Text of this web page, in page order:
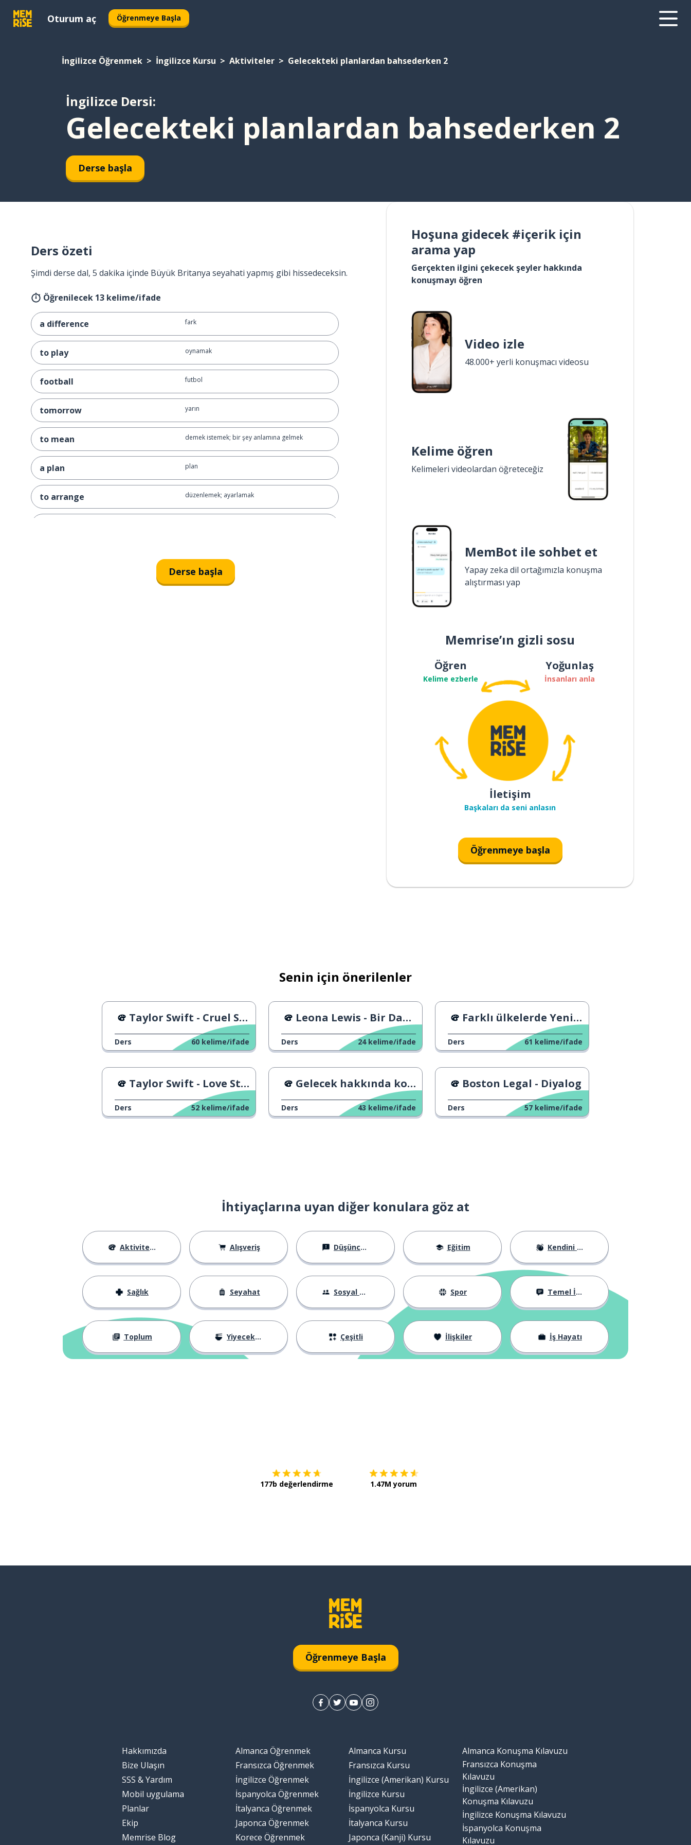
Oturum aç Öğrenmeye Başla
İngilizce Öğrenmek İngilizce Kursu Aktiviteler Gelecekteki planlardan bahsederken 2
İngilizce Dersi:
Gelecekteki planlardan bahsederken 2
Derse başla
Ders özeti
Şimdi derse dal, 5 dakika içinde Büyük Britanya seyahati yapmış gibi hissedeceksin.
Öğrenilecek 13 kelime/ifade
a difference fark
to play oynamak
football futbol
tomorrow yarın
to mean demek istemek; bir şey anlamına gelmek
a plan plan
to arrange düzenlemek; ayarlamak
bir düzenleme; plan
Derse başla
Hoşuna gidecek #içerik için
arama yap
Gerçekten ilgini çekecek şeyler hakkında
konuşmayı öğren
Video izle
48.000+ yerli konuşmacı videosu
Kelime öğren
Kelimeleri videolardan öğreteceğiz
MemBot ile sohbet et
Yapay zeka dil ortağımızla konuşma
alıştırması yap
Memrise’ın gizli sosu
Öğren
Kelime ezberle
Yoğunlaş
İnsanları anla
İletişim
Başkaları da seni anlasın
Öğrenmeye başla
Senin için önerilenler
Taylor Swift - Cruel Summer
Ders 60 kelime/ifade
Leona Lewis - Bir Daha Uyu
Ders 24 kelime/ifade
Farklı ülkelerde Yeni Yıl
Ders 61 kelime/ifade
Taylor Swift - Love Story
Ders 52 kelime/ifade
Gelecek hakkında konuşurken
Ders 43 kelime/ifade
Boston Legal - Diyalog
Ders 57 kelime/ifade
İhtiyaçlarına uyan diğer konulara göz at
Aktiviteler Alışveriş Düşünceler Eğitim Kendini Tanıtma
Sağlık Seyahat Sosyal Hayat Spor Temel İfadeler
Toplum Yiyecekler Çeşitli İlişkiler İş Hayatı
177b değerlendirme 1.47M yorum
Öğrenmeye Başla
Hakkımızda
Bize Ulaşın
SSS & Yardım
Mobil uygulama
Planlar
Ekip
Memrise Blog
Almanca Öğrenmek
Fransızca Öğrenmek
İngilizce Öğrenmek
İspanyolca Öğrenmek
İtalyanca Öğrenmek
Japonca Öğrenmek
Korece Öğrenmek
Almanca Kursu
Fransızca Kursu
İngilizce (Amerikan) Kursu
İngilizce Kursu
İspanyolca Kursu
İtalyanca Kursu
Japonca (Kanji) Kursu
Almanca Konuşma Kılavuzu
Fransızca Konuşma
Kılavuzu
İngilizce (Amerikan)
Konuşma Kılavuzu
İngilizce Konuşma Kılavuzu
İspanyolca Konuşma
Kılavuzu